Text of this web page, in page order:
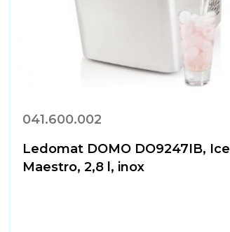
041.600.002
Ledomat DOMO DO9247IB, Ice
Maestro, 2,8 l, inox